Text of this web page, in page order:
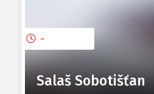
Salaš Sobotišťan
-